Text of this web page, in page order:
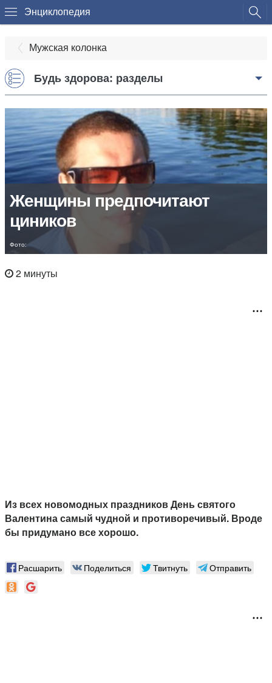
Энциклопедия
Мужская колонка
Будь здорова: разделы
Женщины предпочитают
циников
Фото:
2 минуты
Из всех новомодных праздников День святого
Валентина самый чудной и противоречивый. Вроде
бы придумано все хорошо.
Расшарить Поделиться Твитнуть Отправить